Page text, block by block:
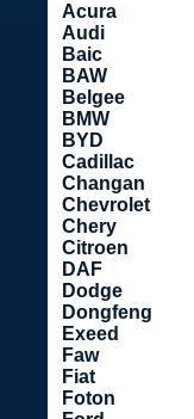
Acura
Audi
Baic
BAW
Belgee
BMW
BYD
Cadillac
Changan
Chevrolet
Chery
Citroen
DAF
Dodge
Dongfeng
Exeed
Faw
Fiat
Foton